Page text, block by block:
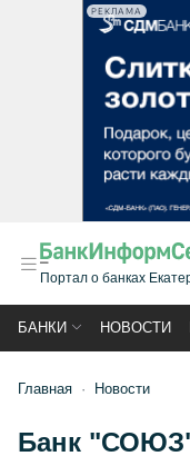
РЕКЛАМА
Портал о банках
БАНКИ НОВОСТИ
Главная Новости
Банк